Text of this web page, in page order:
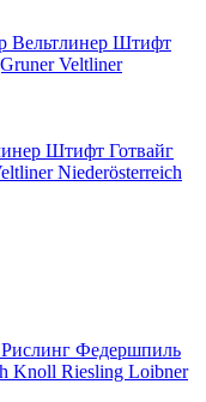
Штифт Готвайг
Niederösterreich